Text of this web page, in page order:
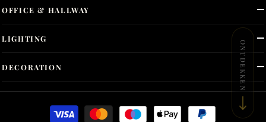
OFFICE & HALLWAY
LIGHTING
DECORATION ONTDEKKEN